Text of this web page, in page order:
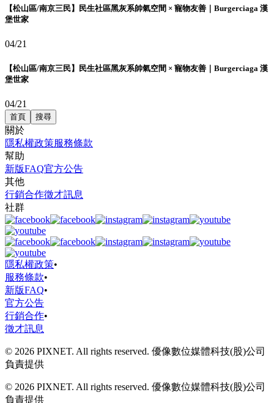
【松山區/南京三民】民生社區黑灰系帥氣空間 × 寵物友善｜Burgerciaga 漢
堡世家
04/21
【松山區/南京三民】民生社區黑灰系帥氣空間 × 寵物友善｜Burgerciaga 漢
堡世家
04/21
首頁 搜尋
關於
隱私權政策服務條款
幫助
新版FAQ官方公告
其他
行銷合作徵才訊息
社群
隱私權政策•
服務條款•
新版FAQ•
官方公告
行銷合作•
徵才訊息
© 2026 PIXNET. All rights reserved. 優像數位媒體科技(股)公司
負責提供
© 2026 PIXNET. All rights reserved. 優像數位媒體科技(股)公司
負責提供